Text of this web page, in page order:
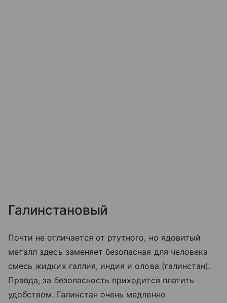
Галинстановый
Почти не отличается от ртутного, но ядовитый
металл здесь заменяет безопасная для человека
смесь жидких галлия, индия и олова (галинстан).
Правда, за безопасность приходится платить
удобством. Галинстан очень медленно